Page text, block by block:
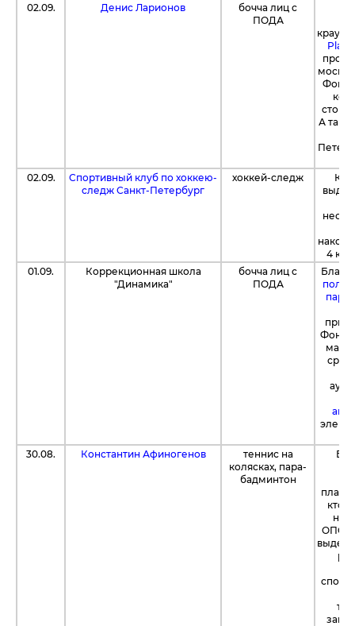
02.09.
Денис Ларионов
бочча лиц с
ПОДА
А
02.09.
Спортивный клуб по хоккею-
следж Санкт-Петербург
хоккей-следж
4
01.09.
Коррекционная школа
"Динамика"
бочча лиц с
ПОДА
Фонда
30.08. Константин Афиногенов
теннис на
колясках, пара-
бадминтон
кто